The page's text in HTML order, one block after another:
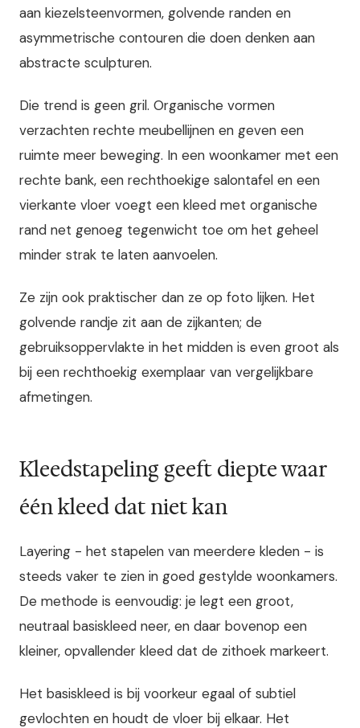
aan kiezelsteenvormen, golvende randen en
asymmetrische contouren die doen denken aan
abstracte sculpturen.
Die trend is geen gril. Organische vormen
verzachten rechte meubellijnen en geven een
ruimte meer beweging. In een woonkamer met een
rechte bank, een rechthoekige salontafel en een
vierkante vloer voegt een kleed met organische
rand net genoeg tegenwicht toe om het geheel
minder strak te laten aanvoelen.
Ze zijn ook praktischer dan ze op foto lijken. Het
golvende randje zit aan de zijkanten; de
gebruiksoppervlakte in het midden is even groot als
bij een rechthoekig exemplaar van vergelijkbare
afmetingen.
Kleedstapeling geeft diepte waar
één kleed dat niet kan
Layering - het stapelen van meerdere kleden - is
steeds vaker te zien in goed gestylde woonkamers.
De methode is eenvoudig: je legt een groot,
neutraal basiskleed neer, en daar bovenop een
kleiner, opvallender kleed dat de zithoek markeert.
Het basiskleed is bij voorkeur egaal of subtiel
gevlochten en houdt de vloer bij elkaar. Het